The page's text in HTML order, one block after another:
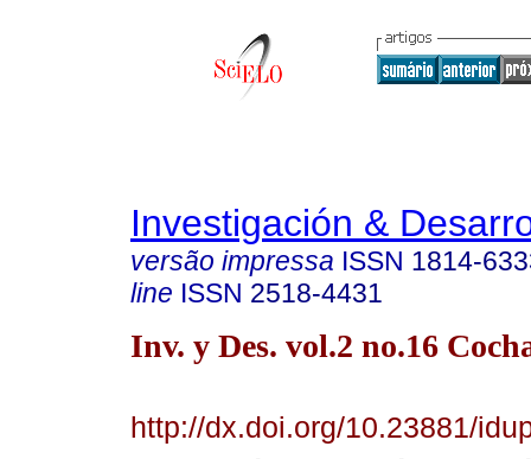
Investigación &
versão impressa ISSN 1814-
line ISSN 2518-4431
Inv. y Des. vol.2 no.16
http://dx.doi.org/10.23881/